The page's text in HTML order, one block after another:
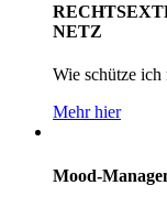
NETZ
Wie schütze
Mehr hier
Mood-